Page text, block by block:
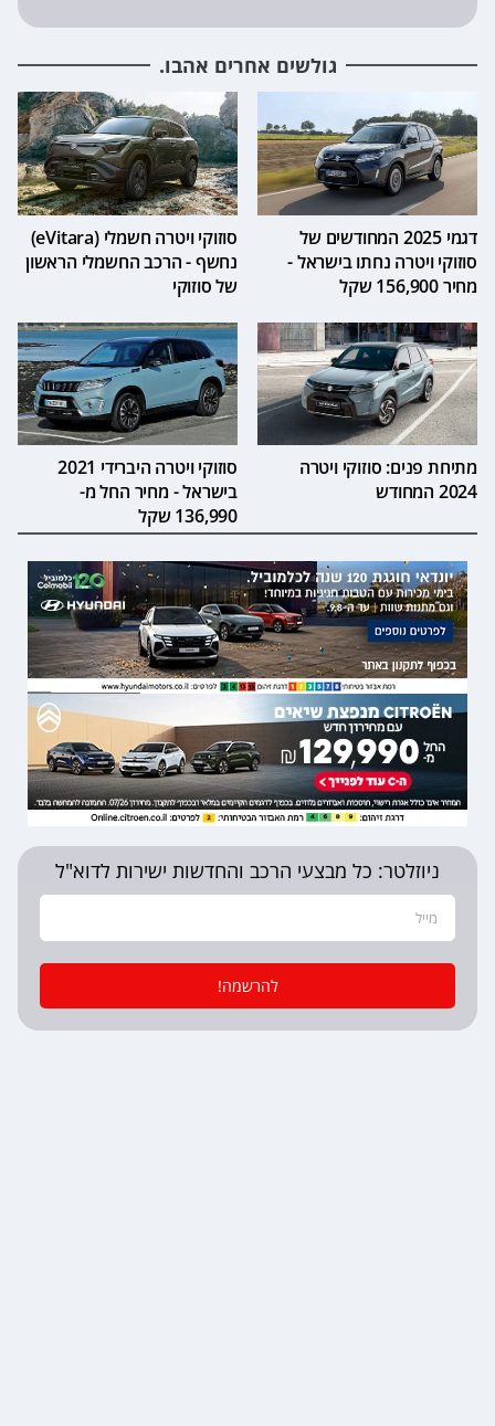
גולשים אחרים אהבו.
דגמי 2025 המחודשים של
סוזוקי ויטרה נחתו בישראל -
מחיר 156,900 שקל
סוזוקי ויטרה חשמלי (eVitara)
נחשף - הרכב החשמלי הראשון
של סוזוקי
מתיחת פנים: סוזוקי ויטרה
2024 המחודש
סוזוקי ויטרה היברידי 2021
בישראל - מחיר החל מ-
136,990 שקל
ניוזלטר: כל מבצעי הרכב והחדשות ישירות לדוא"ל
להרשמה!